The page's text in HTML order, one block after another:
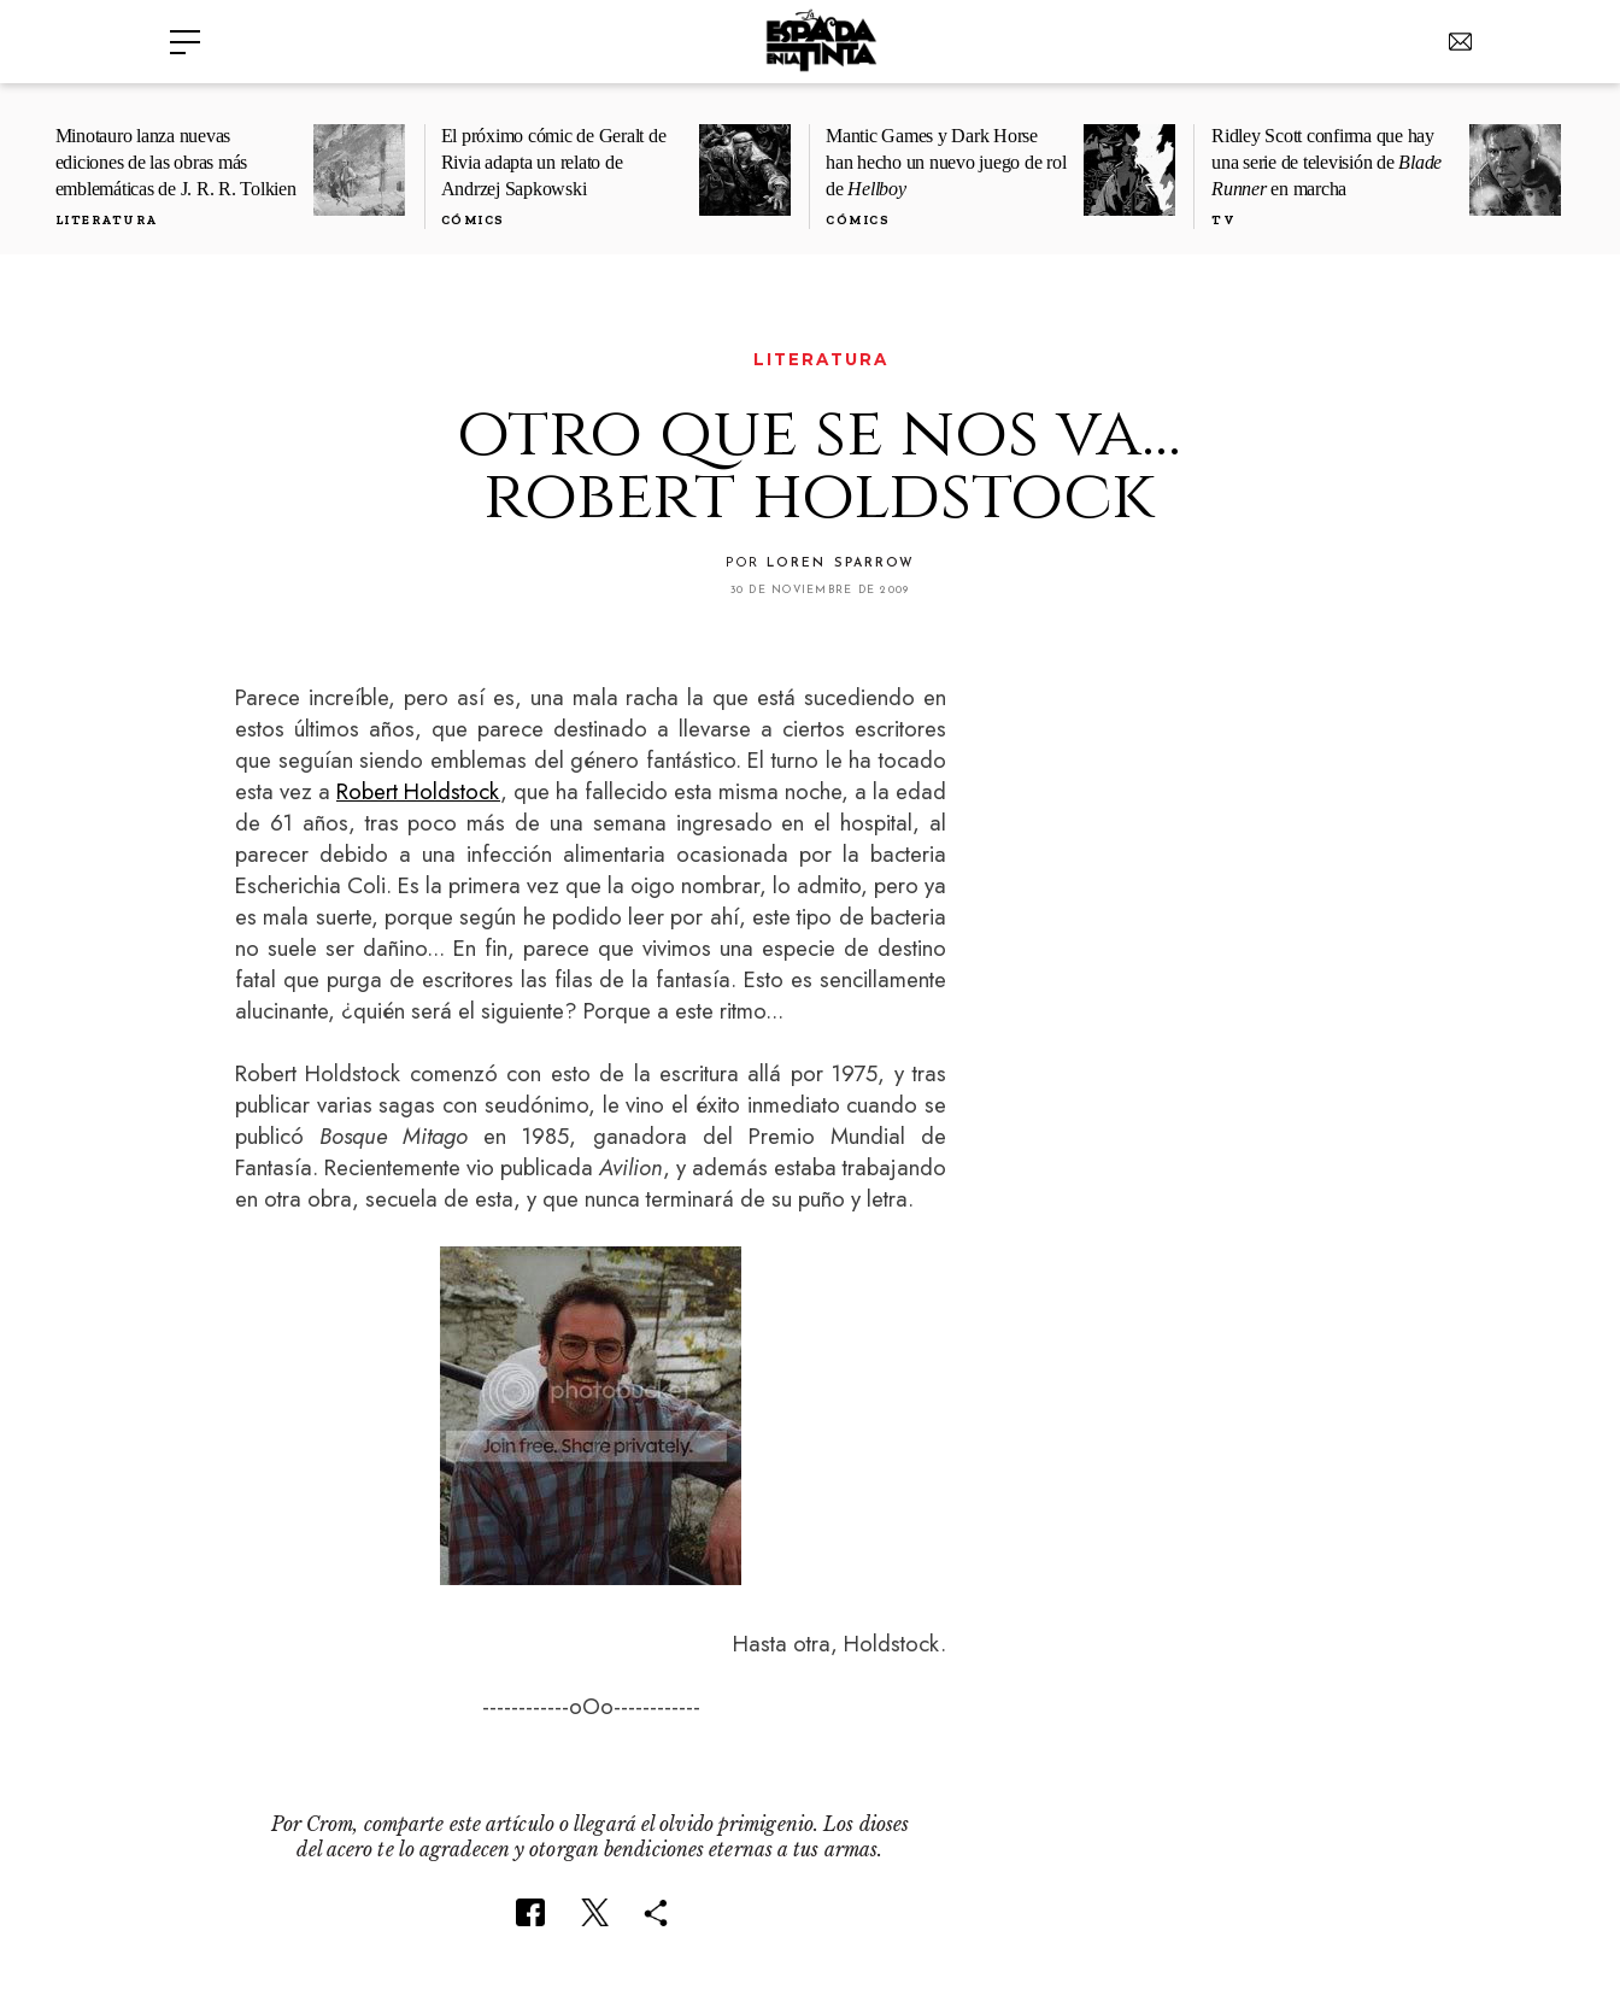
Minotauro lanza nuevas
ediciones de las obras más
emblemáticas de J. R. R. Tolkien
LITERATURA
El próximo cómic de Geralt de
Rivia adapta un relato de
Andrzej Sapkowski
CÓMICS
Mantic Games y Dark Horse
han hecho un nuevo juego de rol
de Hellboy
CÓMICS
Ridley Scott confirma que hay
una serie de televisión de Blade
Runneren marcha
TV
LITERATURA
otro que se nos va...
robert holdstock
POR LOREN SPARROW
30 DE NOVIEMBRE DE 2009
Parece increíble, pero así es, una mala racha la que está sucediendo en
estos últimos años, que parece destinado a llevarse a ciertos escritores
que seguían siendo emblemas del género fantástico. El turno le ha tocado
esta vez a Robert Holdstock, que ha fallecido esta misma noche, a la edad
de 61 años, tras poco más de una semana ingresado en el hospital, al
parecer debido a una infección alimentaria ocasionada por la bacteria
Escherichia Coli. Es la primera vez que la oigo nombrar, lo admito, pero ya
es mala suerte, porque según he podido leer por ahí, este tipo de bacteria
no suele ser dañino... En fin, parece que vivimos una especie de destino
fatal que purga de escritores las filas de la fantasía. Esto es sencillamente
alucinante, ¿quién será el siguiente? Porque a este ritmo...
Robert Holdstock comenzó con esto de la escritura allá por 1975, y tras
publicar varias sagas con seudónimo, le vino el éxito inmediato cuando se
publicó Bosque Mitago en 1985, ganadora del Premio Mundial de
Fantasía. Recientemente vio publicadaAvilion, y además estaba trabajando
en otra obra, secuela de esta, y que nunca terminará de su puño y letra.
Hasta otra, Holdstock.
------------oOo------------
Por Crom, comparte este artículo o llegará el olvido primigenio. Los dioses
del acero te lo agradecen y otorgan bendiciones eternas a tus armas.
›